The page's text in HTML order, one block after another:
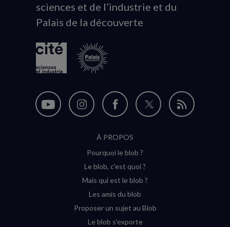
du
logo
sciences et de l’industrie et du
Palais de la découverte
Nous
Nous
Instagram
(nouvelle
Nous
sur
Facebook
(nouvelle
Nous
Flux
À PROPOS
Pourquoi le blob ?
Le blob, c'est quoi ?
Mais qui est le blob ?
Les amis du blob
Proposer un sujet au Blob
Le blob s'exporte